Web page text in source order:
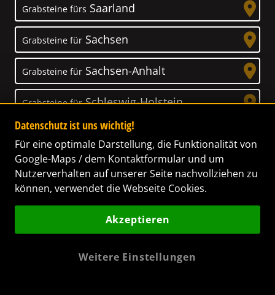
Grabsteine fürs Saarland
Grabsteine für Sachsen
Grabsteine für Sachsen-Anhalt
Grabsteine fürSchleswig-Holstein
Thüringen
es uns zur Aufgabe gemacht, Ihnen dabei zu
Datenschutz ist uns wichtig!
Für eine optimale Darstellung, die Funktionalität von
Google-Maps / dem Kontaktformular und um
Nutzerverhalten auf unserer Seite nachvollziehen zu
können, verwendet die Webseite Cookies.
Akzeptieren
Weitere Einstellungen